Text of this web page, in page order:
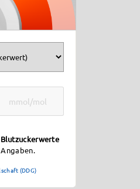
Blutzuckerwerte
(DDG)